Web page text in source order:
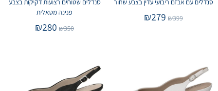
סנדלים עם אבזם ריבועי עדין בצבע שחור
₪399
₪279
סנדלים שטוחים רצועות דקיקות בצבע
פנינה מטאלית
₪350
₪280